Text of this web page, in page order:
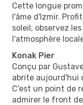
Cette longue
l'âme d'Izmir.
soleil, observez
l'atmosphère
Konak Pier
Conçu par
abrite aujourd'hui
C'est un point de
admirer le front